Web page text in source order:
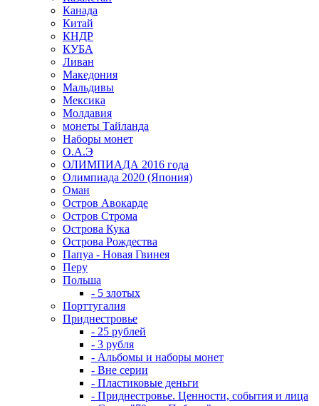
Канада
Китай
КНДР
КУБА
Ливан
Македония
Мальдивы
Мексика
Молдавия
монеты Тайланда
Наборы монет
О.А.Э
ОЛИМПИАДА 2016 года
Олимпиада 2020 (Япония)
Оман
Остров Авокарде
Остров Строма
Острова Кука
Острова Рождества
Папуа - Новая Гвинея
Перу
Польша
- 5 злотых
Порттугалия
Приднестровье
- 25 рублей
- 3 рубля
- Альбомы и наборы монет
- Вне серии
- Пластиковые деньги
- Приднестровье. Ценности, события и лица